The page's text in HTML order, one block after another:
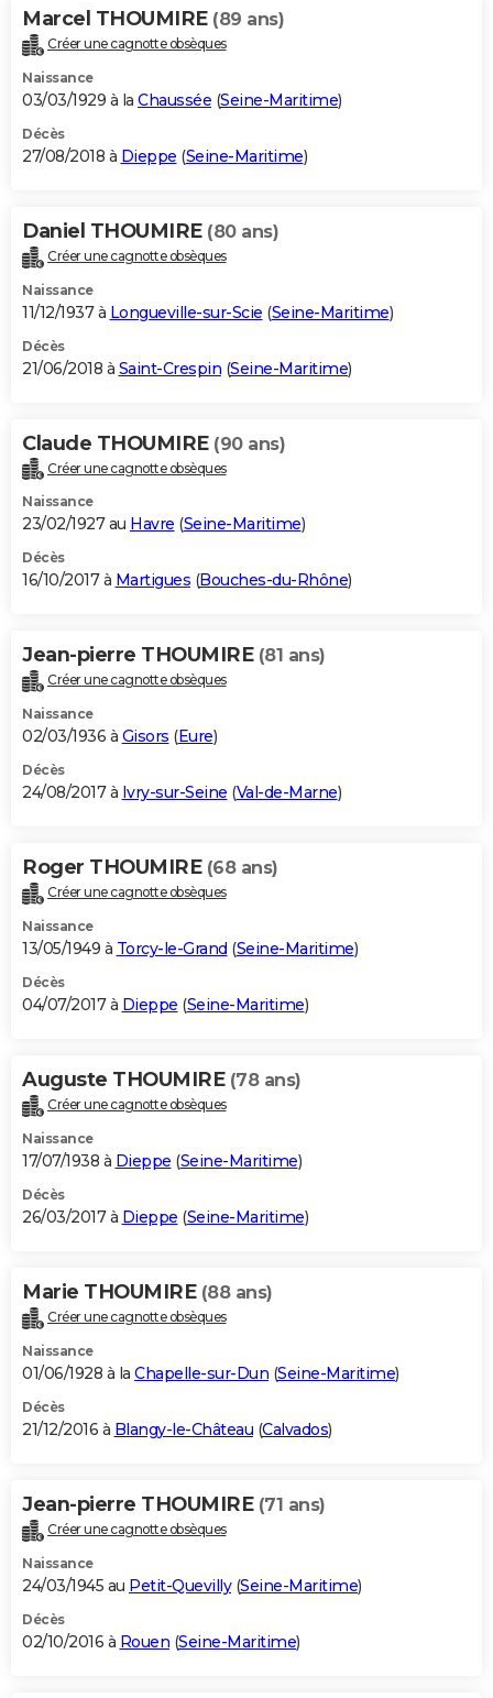
Marcel THOUMIRE (89 ans)
Créer une cagnotte obsèques
Naissance
03/03/1929 à la Chaussée (Seine-Maritime)
Décès
27/08/2018 à Dieppe (Seine-Maritime)
Daniel THOUMIRE (80 ans)
Créer une cagnotte obsèques
Naissance
11/12/1937 à Longueville-sur-Scie (Seine-Maritime)
Décès
21/06/2018 à Saint-Crespin (Seine-Maritime)
Claude THOUMIRE (90 ans)
Créer une cagnotte obsèques
Naissance
23/02/1927 au Havre (Seine-Maritime)
Décès
16/10/2017 à Martigues (Bouches-du-Rhône)
Jean-pierre THOUMIRE (81 ans)
Créer une cagnotte obsèques
Naissance
02/03/1936 à Gisors (Eure)
Décès
24/08/2017 à Ivry-sur-Seine (Val-de-Marne)
Roger THOUMIRE (68 ans)
Créer une cagnotte obsèques
Naissance
13/05/1949 à Torcy-le-Grand (Seine-Maritime)
Décès
04/07/2017 à Dieppe (Seine-Maritime)
Auguste THOUMIRE (78 ans)
Créer une cagnotte obsèques
Naissance
17/07/1938 à Dieppe (Seine-Maritime)
Décès
26/03/2017 à Dieppe (Seine-Maritime)
Marie THOUMIRE (88 ans)
Créer une cagnotte obsèques
Naissance
01/06/1928 à la Chapelle-sur-Dun (Seine-Maritime)
Décès
21/12/2016 à Blangy-le-Château (Calvados)
Jean-pierre THOUMIRE (71 ans)
Créer une cagnotte obsèques
Naissance
24/03/1945 au Petit-Quevilly(Seine-Maritime)
Décès
02/10/2016 à Rouen (Seine-Maritime)